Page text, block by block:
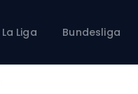
La Liga Bundesliga